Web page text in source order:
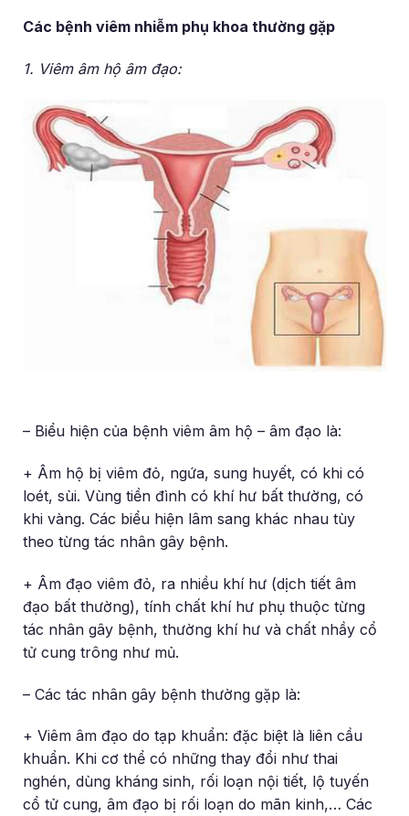
Các bệnh viêm nhiễm phụ khoa thường gặp
1. Viêm âm hộ âm đạo:
– Biểu hiện của bệnh viêm âm hộ – âm đạo là:
+ Âm hộ bị viêm đỏ, ngứa, sung huyết, có khi có
loét, sùi. Vùng tiền đình có khí hư bất thường, có
khi vàng. Các biểu hiện lâm sang khác nhau tùy
theo từng tác nhân gây bệnh.
+ Âm đạo viêm đỏ, ra nhiều khí hư (dịch tiết âm
đạo bất thường), tính chất khí hư phụ thuộc từng
tác nhân gây bệnh, thường khí hư và chất nhầy cổ
tử cung trông như mủ.
– Các tác nhân gây bệnh thường gặp là:
+ Viêm âm đạo do tạp khuẩn: đặc biệt là liên cầu
khuẩn. Khi cơ thể có những thay đổi như thai
nghén, dùng kháng sinh, rối loạn nội tiết, lộ tuyến
cổ tử cung, âm đạo bị rối loạn do mãn kinh,… Các